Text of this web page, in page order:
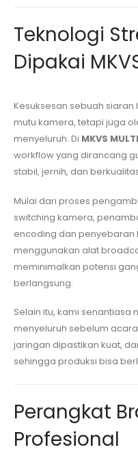
Teknologi
Dipakai
Kesuksesan sebuah
mutu kamera, tetapi juga
menyeluruh. Di MKVS
workflow yang dirancang
stabil, jernih, dan
Mulai dari proses
switching kamera,
encoding dan penyebaran
menggunakan alat
meminimalkan potensi
berlangsung.
Selain itu, kami
menyeluruh sebelum
jaringan dipastikan kuat,
sehingga produksi bisa
Perangkat
Profesional